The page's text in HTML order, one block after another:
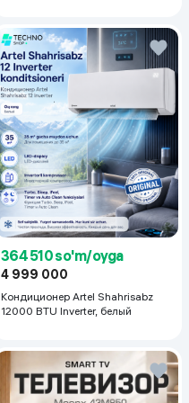
364 510 so'm/oyga
4 999 000
Кондиционер Artel Shahrisabz
12000 BTU Inverter, белый